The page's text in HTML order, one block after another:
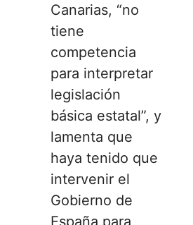
Canarias, “no
tiene
competencia
para interpretar
legislación
básica estatal”, y
lamenta que
haya tenido que
intervenir el
Gobierno de
España para